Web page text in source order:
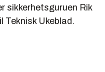
sikkerhetsguruen Rik
Teknisk Ukeblad.